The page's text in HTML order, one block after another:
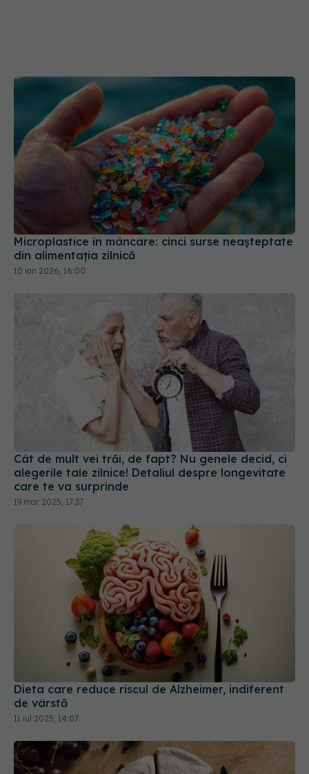
Microplastice în mâncare: cinci surse neașteptate
din alimentația zilnică
10 ian 2026, 16:00
Cât de mult vei trăi, de fapt? Nu genele decid, ci
alegerile tale zilnice! Detaliul despre longevitate
care te va surprinde
19 mar 2025, 17:37
Dieta care reduce riscul de Alzheimer, indiferent
de vârstă
11 iul 2025, 14:07